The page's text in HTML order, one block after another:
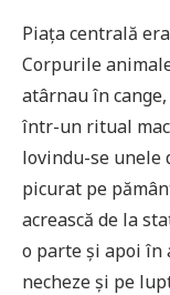
Piața centrală
Corpurile
atârnau în
într-un ritual
lovindu-se unele
picurat pe
acrească de la
o parte și apoi în
necheze și pe